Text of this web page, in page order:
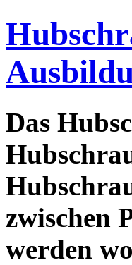
Das
zwischen
werden